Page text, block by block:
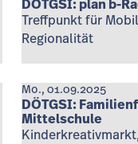
DÖTGSI: plan b-
Treffpunkt für
Regionalität
Mo., 01.09.2025
DÖTGSI:
Mittelschule